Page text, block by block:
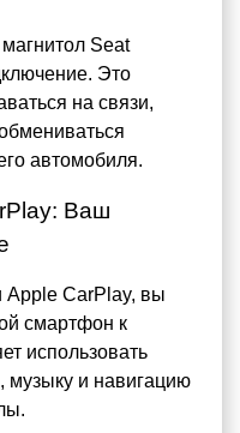
Seat
Это
на связи,
автомобиля.
Ваш
Apple CarPlay, вы
смартфон к
использовать
и навигацию